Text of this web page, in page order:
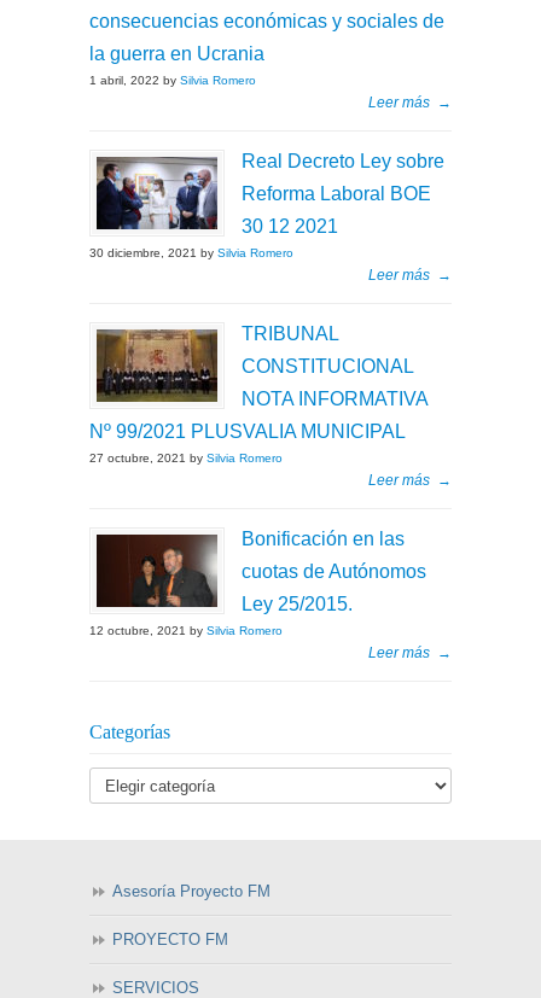
consecuencias económicas y sociales de
la guerra en Ucrania
1 abril, 2022 by Silvia Romero
Leer más →
Real Decreto Ley sobre
Reforma Laboral BOE
30 12 2021
30 diciembre, 2021 by Silvia Romero
Leer más →
TRIBUNAL
CONSTITUCIONAL
NOTA INFORMATIVA
Nº 99/2021 PLUSVALIA MUNICIPAL
27 octubre, 2021 by Silvia Romero
Leer más →
Bonificación en las
cuotas de Autónomos
Ley 25/2015.
12 octubre, 2021 by Silvia Romero
Leer más →
Categorías
Asesoría Proyecto FM
PROYECTO FM
SERVICIOS